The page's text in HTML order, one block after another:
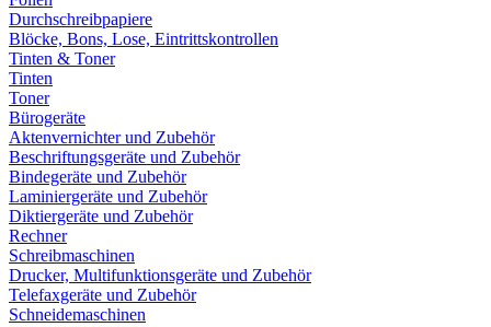
Durchschreibpapiere
Blöcke, Bons, Lose, Eintrittskontrollen
Tinten & Toner
Tinten
Toner
Bürogeräte
Aktenvernichter und Zubehör
Beschriftungsgeräte und Zubehör
Bindegeräte und Zubehör
Laminiergeräte und Zubehör
Diktiergeräte und Zubehör
Rechner
Schreibmaschinen
Drucker, Multifunktionsgeräte und Zubehör
Telefaxgeräte und Zubehör
Schneidemaschinen